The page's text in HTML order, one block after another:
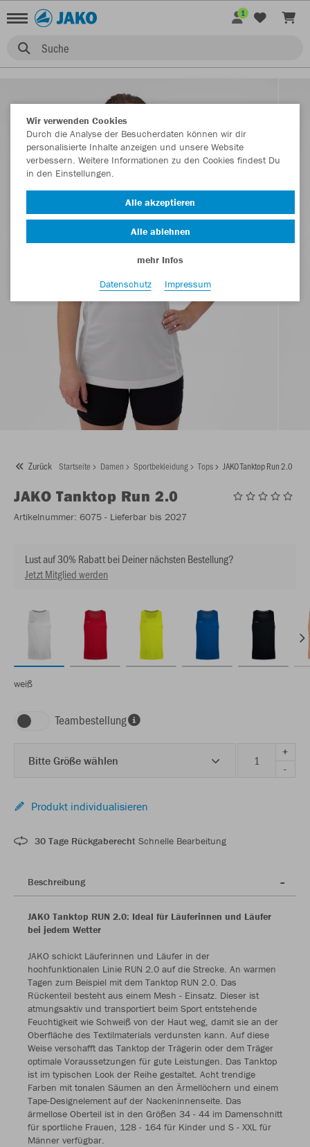
Suche
1
Zurück Startseite Damen Sportbekleidung Tops JAKO Tanktop Run 2.0
JAKO Tanktop Run 2.0
Artikelnummer: 6075 - Lieferbar bis 2027
Lust auf 30% Rabatt bei Deiner nächsten Bestellung?
Jetzt Mitglied werden
weiß
Teambestellung
Bitte Größe wählen
+
-
Produkt individualisieren
30 Tage Rückgaberecht Schnelle Bearbeitung
Beschreibung
JAKO Tanktop RUN 2.0: Ideal für Läuferinnen und Läufer
bei jedem Wetter
JAKO schickt Läuferinnen und Läufer in der
hochfunktionalen Linie RUN 2.0 auf die Strecke. An warmen
Tagen zum Beispiel mit dem Tanktop RUN 2.0. Das
Rückenteil besteht aus einem Mesh - Einsatz. Dieser ist
atmungsaktiv und transportiert beim Sport entstehende
Feuchtigkeit wie Schweiß von der Haut weg, damit sie an der
Oberfläche des Textilmaterials verdunsten kann. Auf diese
Weise verschafft das Tanktop der Trägerin oder dem Träger
optimale Voraussetzungen für gute Leistungen. Das Tanktop
ist im typischen Look der Reihe gestaltet. Acht trendige
Farben mit tonalen Säumen an den Ärmellöchern und einem
Tape-Designelement auf der Nackeninnenseite. Das
ärmellose Oberteil ist in den Größen 34 - 44 im Damenschnitt
für sportliche Frauen, 128 - 164 für Kinder und S - XXL für
Männer verfügbar.
Wir verwenden Cookies
Durch die Analyse der Besucherdaten können wir dir
personalisierte Inhalte anzeigen und unsere Website
verbessern. Weitere Informationen zu den Cookies findest Du
in den Einstellungen.
Alle akzeptieren
Alle ablehnen
mehr Infos
Datenschutz
Impressum